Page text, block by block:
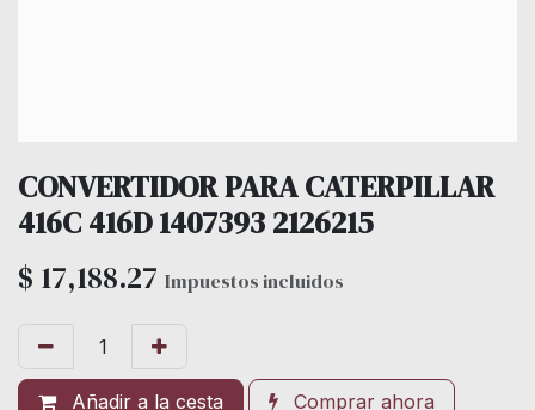
CONVERTIDOR PARA CATERPILLAR
416C 416D 1407393 2126215
$ 17,188.27 Impuestos incluidos
Añadir a la cesta Comprar ahora